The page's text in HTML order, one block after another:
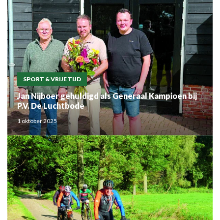
SPORT & VRIJE TIJD
Jan Nijboer gehuldigd als Generaal Kampioen bij
P.V. De Luchtbode
1 oktober 2025